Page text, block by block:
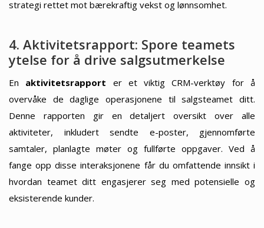
strategi rettet mot bærekraftig vekst og lønnsomhet.
4. Aktivitetsrapport: Spore teamets
ytelse for å drive salgsutmerkelse
En aktivitetsrapport er et viktig CRM-verktøy for å
overvåke de daglige operasjonene til salgsteamet ditt.
Denne rapporten gir en detaljert oversikt over alle
aktiviteter, inkludert sendte e-poster, gjennomførte
samtaler, planlagte møter og fullførte oppgaver. Ved å
fange opp disse interaksjonene får du omfattende innsikt i
hvordan teamet ditt engasjerer seg med potensielle og
eksisterende kunder.